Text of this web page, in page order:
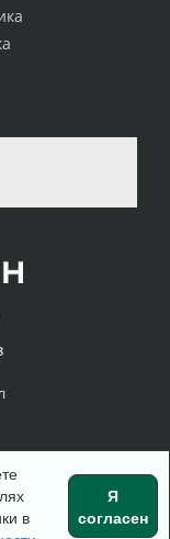
2018
в
Я
согласен